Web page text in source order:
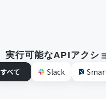
実行可能なAPIアクシ
すべて
Slack